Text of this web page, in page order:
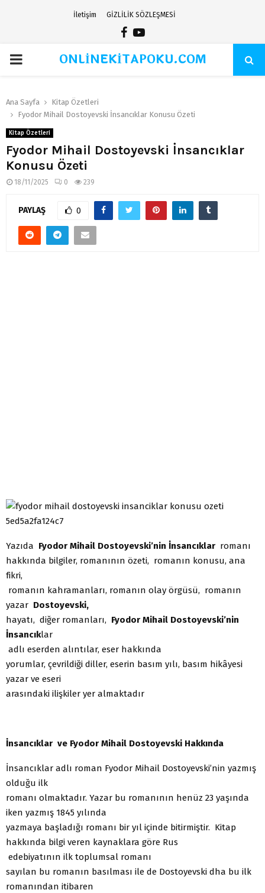
İletişim GİZLİLİK SÖZLEŞMESİ
Facebook
Youtube
PRIMARYONLİNEKİTAPOKU.COM
Ana Sayfa
Kitap Özetleri
Fyodor Mihail Dostoyevski İnsancıklar Konusu Özeti
Kitap Özetleri
Fyodor Mihail Dostoyevski İnsancıklar
Konusu Özeti
18/11/2025 0 239
PAYLAŞ 0
Yazıda Fyodor Mihail Dostoyevski’nin İnsancıklar romanı
hakkında bilgiler, romanının özeti, romanın konusu, ana
fikri,
romanın kahramanları, romanın olay örgüsü, romanın
yazar Dostoyevski,
hayatı, diğer romanları, Fyodor Mihail Dostoyevski’nin
İnsancıklar
adlı eserden alıntılar, eser hakkında
yorumlar, çevrildiği diller, eserin basım yılı, basım hikâyesi
yazar ve eseri
arasındaki ilişkiler yer almaktadır
İnsancıklar ve Fyodor Mihail Dostoyevski Hakkında
İnsancıklar adlı roman Fyodor Mihail Dostoyevski’nin yazmış
olduğu ilk
romanı olmaktadır. Yazar bu romanının henüz 23 yaşında
iken yazmış 1845 yılında
yazmaya başladığı romanı bir yıl içinde bitirmiştir. Kitap
hakkında bilgi veren kaynaklara göre Rus
edebiyatının ilk toplumsal romanı
sayılan bu romanın basılması ile de Dostoyevski dha bu ilk
romanından itibaren